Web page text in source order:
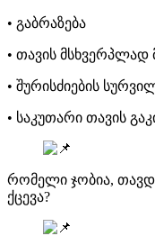
• გაბრაზება
• თავის მსხვერპლად
• შურისძიების
• საკუთარი თავის
რომელი ჯობია,
ქცევა?